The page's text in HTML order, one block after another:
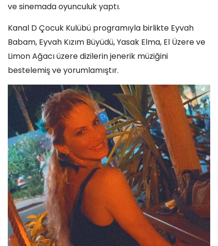
ve sinemada oyunculuk yaptı.
Kanal D Çocuk Kulübü programıyla birlikte Eyvah
Babam, Eyvah Kızım Büyüdü, Yasak Elma, El Üzere ve
Limon Ağacı üzere dizilerin jenerik müziğini
bestelemiş ve yorumlamıştır.